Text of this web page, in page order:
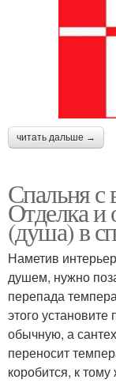
читать дальше →
Спальня с
Отделка и
(душа) в
Наметив
душем, нужно
перепада
этого
обычную, а
переносит
коробится, к